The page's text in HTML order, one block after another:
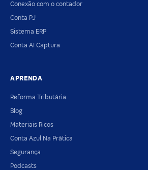
Conexão com o contador
Conta PJ
Sistema ERP
Conta AI Captura
APRENDA
Reforma Tributária
Blog
Materiais Ricos
Conta Azul Na Prática
Segurança
Podcasts